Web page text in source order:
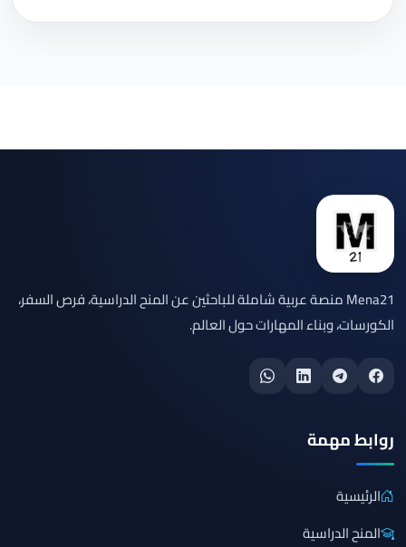
Mena21 منصة عربية شاملة للباحثين عن المنح الدراسية، فرص السفر،
الكورسات، وبناء المهارات حول العالم.
روابط مهمة
الرئيسية
المنح الدراسية